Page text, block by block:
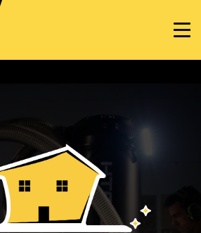
PROJETS
TRAVAUX SPÉCIFIQUES
NOUS CONTACTER